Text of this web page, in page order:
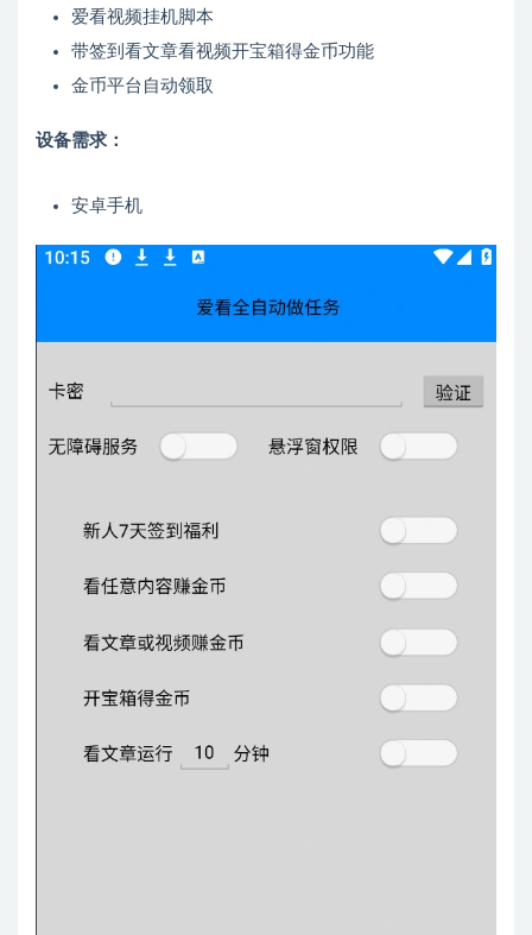
爱看视频挂机脚本
带签到看文章看视频开宝箱得金币功能
金币平台自动领取
设备需求：
安卓手机